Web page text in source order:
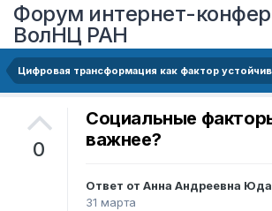
Форум интернет-
ВолНЦ РАН
0
Социальные
важнее?
Ответ от Анна Андреевна
31 марта